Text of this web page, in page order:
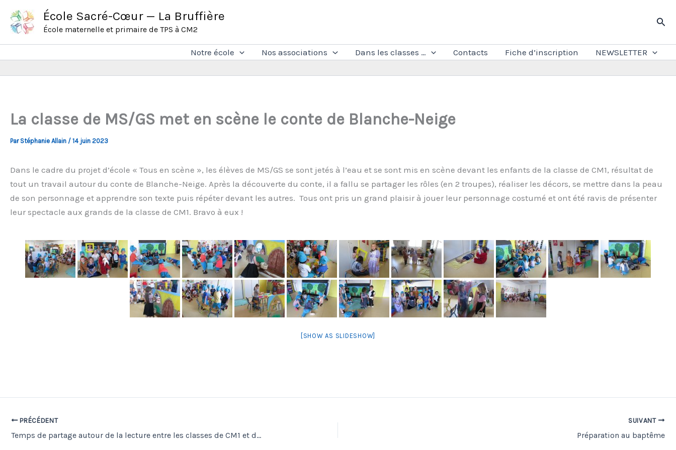
contenu
École Sacré-Cœur — La Bruffière
École maternelle et primaire de TPS à CM2
Notre école Nos associations Dans les classes … Contacts Fiche d’inscription NEWSLETTER
La classe de MS/GS met en scène le conte de Blanche-Neige
Par Stéphanie Allain / 14 juin 2023
Dans le cadre du projet d’école « Tous en scène », les élèves de MS/GS se sont jetés à l’eau et se sont mis en scène devant les enfants de la classe de CM1, résultat de
tout un travail autour du conte de Blanche-Neige. Après la découverte du conte, il a fallu se partager les rôles (en 2 troupes), réaliser les décors, se mettre dans la peau
de son personnage et apprendre son texte puis répéter devant les autres. Tous ont pris un grand plaisir à jouer leur personnage costumé et ont été ravis de présenter
leur spectacle aux grands de la classe de CM1. Bravo à eux !
[SHOW AS SLIDESHOW]
PRÉCÉDENT
Temps de partage autour de la lecture entre les classes de CM1 et de MS/GS
SUIVANT
Préparation au baptême